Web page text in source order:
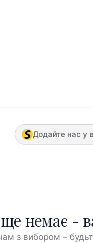
Додайте нас у
ще немає
з вибором –